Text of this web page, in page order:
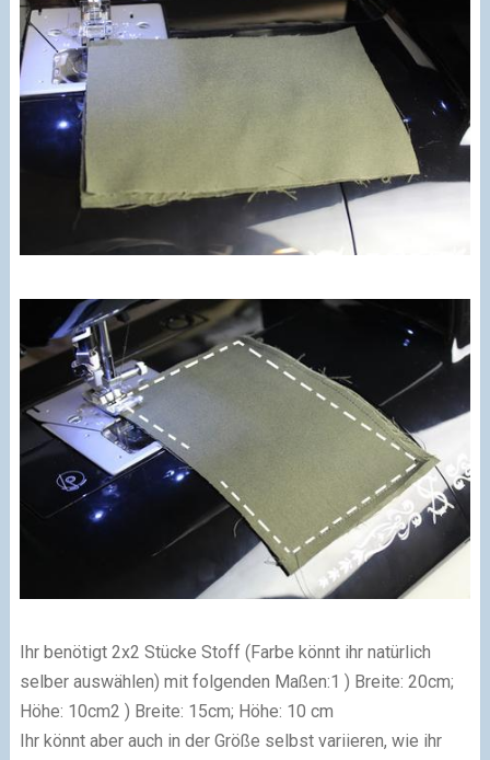
Ihr benötigt 2x2 Stücke Stoff (Farbe könnt ihr natürlich
selber auswählen) mit folgenden Maßen:1 ) Breite: 20cm;
Höhe: 10cm2 ) Breite: 15cm; Höhe: 10 cm
Ihr könnt aber auch in der Größe selbst variieren, wie ihr